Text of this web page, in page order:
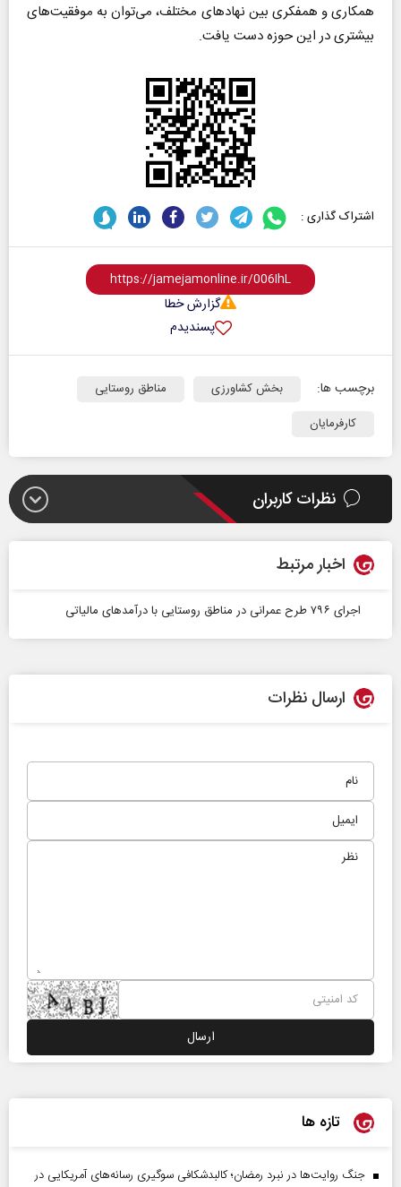
همکاری و همفکری بین نهادهای مختلف، می‌توان به موفقیت‌های
بیشتری در این حوزه دست یافت.
اشتراک گذاری :
گزارش خطا
پسندیدم
برچسب ها: بخش کشاورزی
مناطق روستایی
کارفرمایان
نظرات کاربران
اخبار مرتبط
اجرای ۷۹۶ طرح عمرانی در مناطق روستایی با درآمد‌های مالیاتی
ارسال نظرات
تازه ها
جنگ روایت‌ها در نبرد رمضان؛ کالبدشکافی سوگیری رسانه‌های آمریکایی در